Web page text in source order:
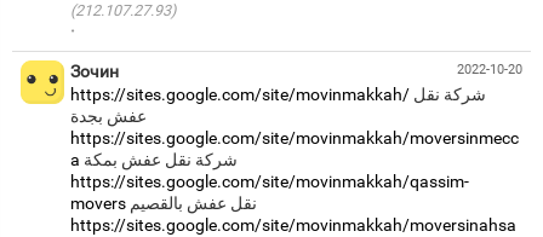
(212.107.27.93)
·
2022-10-20
Зочин
https://sites.google.com/site/movinmakkah/
https://sites.google.com/site/movinmakkah/moversinmecc
a
https://sites.google.com/site/movinmakkah/qassim-
movers
https://sites.google.com/site/movinmakkah/moversinahsa